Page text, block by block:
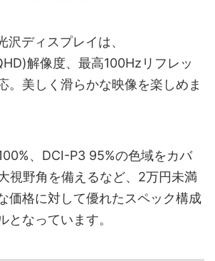
沢ディスプレイは、
解像度、最高100Hzリフレッ
。美しく滑らかな映像を楽しめま
、DCI-P3 95%の色域をカバ
視野角を備えるなど、2万円未満
価格に対して優れたスペック構成
となっています。